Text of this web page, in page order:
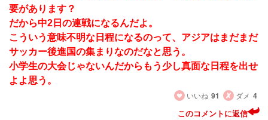
要があります？
だから中2日の連戦になるんだよ。
こういう意味不明な日程になるのって、アジアはまだまだ
サッカー後進国の集まりなのだなと思う。
小学生の大会じゃないんだからもう少し真面な日程を出せ
よよ思う。
いいね 91 ダメ 4
このコメントに返信